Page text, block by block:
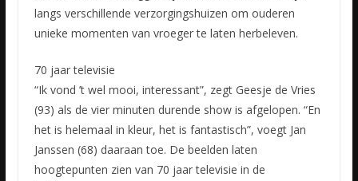
langs verschillende verzorgingshuizen om ouderen
unieke momenten van vroeger te laten herbeleven.
70 jaar televisie
“Ik vond ’t wel mooi, interessant”, zegt Geesje de Vries
(93) als de vier minuten durende show is afgelopen. “En
het is helemaal in kleur, het is fantastisch”, voegt Jan
Janssen (68) daaraan toe. De beelden laten
hoogtepunten zien van 70 jaar televisie in de